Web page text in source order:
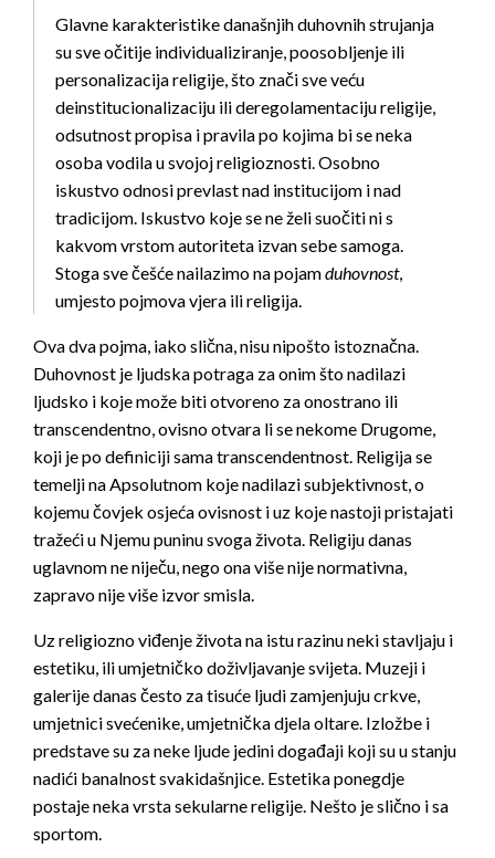
Glavne karakteristike današnjih duhovnih strujanja
su sve očitije individualiziranje, poosobljenje ili
personalizacija religije, što znači sve veću
deinstitucionalizaciju ili deregolamentaciju religije,
odsutnost propisa i pravila po kojima bi se neka
osoba vodila u svojoj religioznosti. Osobno
iskustvo odnosi prevlast nad institucijom i nad
tradicijom. Iskustvo koje se ne želi suočiti ni s
kakvom vrstom autoriteta izvan sebe samoga.
Stoga sve češće nailazimo na pojamduhovnost,
umjesto pojmova vjera ili religija.
Ova dva pojma, iako slična, nisu nipošto istoznačna.
Duhovnost je ljudska potraga za onim što nadilazi
ljudsko i koje može biti otvoreno za onostrano ili
transcendentno, ovisno otvara li se nekome Drugome,
koji je po definiciji sama transcendentnost. Religija se
temelji na Apsolutnom koje nadilazi subjektivnost, o
kojemu čovjek osjeća ovisnost i uz koje nastoji pristajati
tražeći u Njemu puninu svoga života. Religiju danas
uglavnom ne niječu, nego ona više nije normativna,
zapravo nije više izvor smisla.
Uz religiozno viđenje života na istu razinu neki stavljaju i
estetiku, ili umjetničko doživljavanje svijeta. Muzeji i
galerije danas često za tisuće ljudi zamjenjuju crkve,
umjetnici svećenike, umjetnička djela oltare. Izložbe i
predstave su za neke ljude jedini događaji koji su u stanju
nadići banalnost svakidašnjice. Estetika ponegdje
postaje neka vrsta sekularne religije. Nešto je slično i sa
sportom.